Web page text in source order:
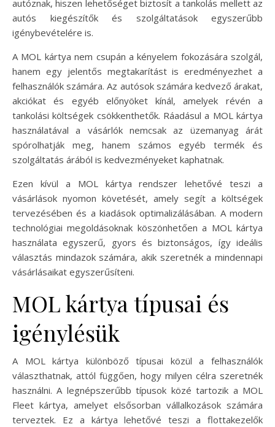
autóznak, hiszen lehetőséget biztosít a tankolás mellett az
autós kiegészítők és szolgáltatások egyszerűbb
igénybevételére is.
A MOL kártya nem csupán a kényelem fokozására szolgál,
hanem egy jelentős megtakarítást is eredményezhet a
felhasználók számára. Az autósok számára kedvező árakat,
akciókat és egyéb előnyöket kínál, amelyek révén a
tankolási költségek csökkenthetők. Ráadásul a MOL kártya
használatával a vásárlók nemcsak az üzemanyag árát
spórolhatják meg, hanem számos egyéb termék és
szolgáltatás árából is kedvezményeket kaphatnak.
Ezen kívül a MOL kártya rendszer lehetővé teszi a
vásárlások nyomon követését, amely segít a költségek
tervezésében és a kiadások optimalizálásában. A modern
technológiai megoldásoknak köszönhetően a MOL kártya
használata egyszerű, gyors és biztonságos, így ideális
választás mindazok számára, akik szeretnék a mindennapi
vásárlásaikat egyszerűsíteni.
MOL kártya típusai és
igénylésük
A MOL kártya különböző típusai közül a felhasználók
választhatnak, attól függően, hogy milyen célra szeretnék
használni. A legnépszerűbb típusok közé tartozik a MOL
Fleet kártya, amelyet elsősorban vállalkozások számára
terveztek. Ez a kártya lehetővé teszi a flottakezelők